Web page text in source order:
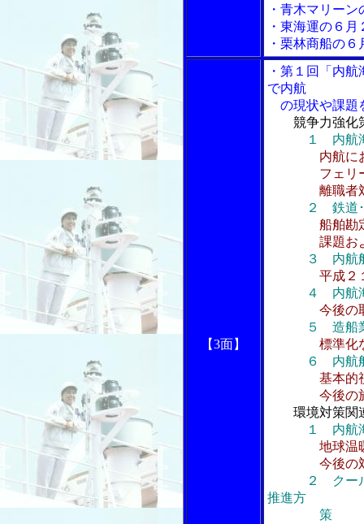
・青木マリー
・東海運の６
・栗林商船の
【3面】
・第１回「内
で内航
の現状や課題
競争力強化
１ 内航海
内航に
フェリー
離職者
２ 鉄道･
船舶勘
課題およ
３ 内航
平成２
４ 内航
今後の
５ 造船
標準化
６ 内航
基本的
今後の施
環境対策関
１ 内航
地球温
今後の対
２ クー
推進方
策